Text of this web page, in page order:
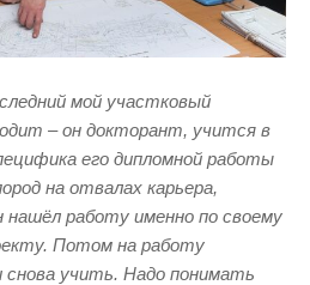
мой участковый
– он докторант, учится в
его дипломной работы
на отвалах карьера,
нашёл работу именно по своему
Потом на работу
учить. Надо понимать